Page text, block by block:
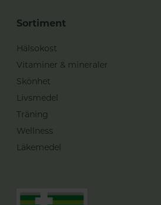
Sortiment
Hälsokost
Vitaminer & mineraler
Skönhet
Livsmedel
Träning
Wellness
Läkemedel